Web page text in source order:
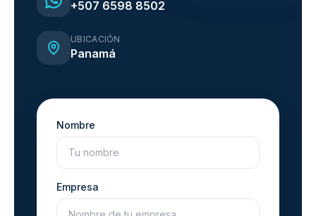
+507 6598 8502
UBICACIÓN
Panamá
Nombre
Empresa